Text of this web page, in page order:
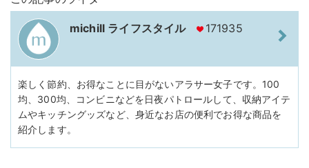
michill ライフスタイル 171935
楽しく節約、お得なことに目がないアラサー女子です。100
均、300均、コンビニなどを日夜パトロールして、収納アイテ
ムやキッチングッズなど、身近なお店の便利でお得な商品を
紹介します。